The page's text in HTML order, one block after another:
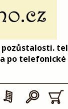
pozůstalosti. tel
po telefonické